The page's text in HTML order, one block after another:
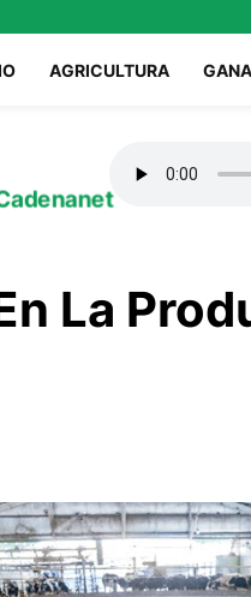
AGRICULTURA
La